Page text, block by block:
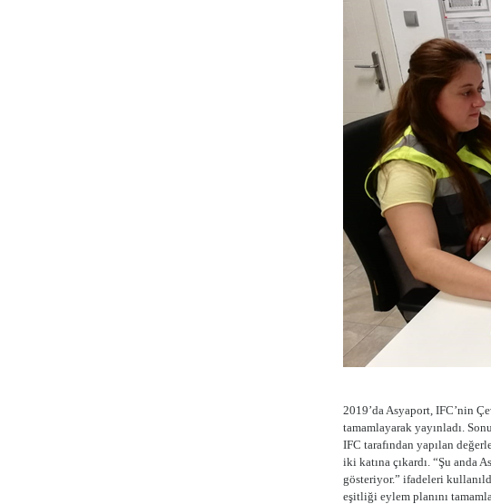
2019’da Asyaport, IFC’nin
tamamlayarak yayınladı.
IFC tarafından yapılan
iki katına çıkardı. “Şu anda
gösteriyor.” ifadeleri
eşitliği eylem planını